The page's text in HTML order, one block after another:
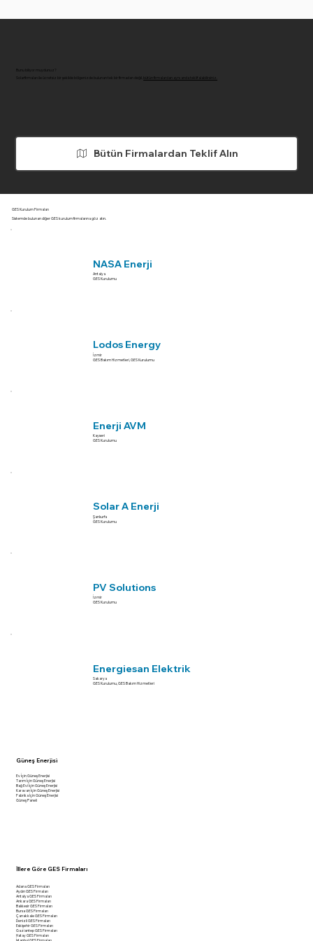
Bunu biliyor muydunuz?
Solarfirmaları ile ücretsiz bir şekilde bölgenizde bulunan tek bir firmadan değil,
bütün firmalardan aynı anda teklif alabilirsiniz.
Bütün Firmalardan Teklif Alın
GES Kurulum Firmaları
Sistemde bulunan diğer GES kurulum firmalarına göz atın.
NASA Enerji
Antalya
GES Kurulumu
Lodos Energy
İzmir
GES Bakım Hizmetleri, GES Kurulumu
Enerji AVM
Kayseri
GES Kurulumu
Solar A Enerji
Şanlıurfa
GES Kurulumu
PV Solutions
İzmir
GES Kurulumu
Energiesan Elektrik
Sakarya
GES Kurulumu, GES Bakım Hizmetleri
İllere Göre GES Firmaları
Adana GES Firmaları
Aydın GES Firmaları
Antalya GES Firmaları
Ankara GES Firmaları
Balıkesir GES Firmaları
Bursa GES Firmaları
Çanakkale GES Firmaları
Denizli GES Firmaları
Eskişehir GES Firmaları
Gaziantep GES Firmaları
Hatay GES Firmaları
İstanbul GES Firmaları
Güneş Enerjisi
Ev İçin Güneş Enerjisi
Tarım İçin Güneş Enerjisi
Bağ Evi İçin Güneş Enerjisi
Karavan İçin Güneş Enerjisi
Fabrika İçin Güneş Enerjisi
Güneş Paneli